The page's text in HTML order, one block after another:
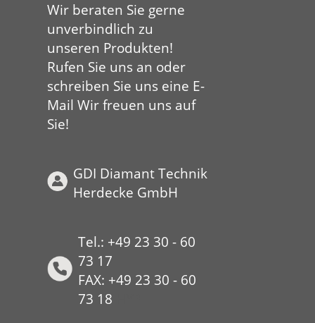
Wir beraten Sie gerne
unverbindlich zu
unseren Produkten!
Rufen Sie uns an oder
schreiben Sie uns eine E-
Mail Wir freuen uns auf
Sie!
GDI Diamant Technik
Herdecke GmbH
Tel.: +49 23 30 - 60
73 17
FAX: +49 23 30 - 60
73 18